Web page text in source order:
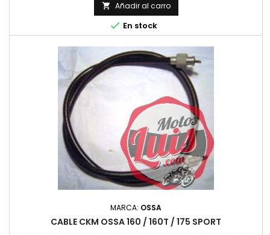
 Añadir al carro
 En stock
MARCA: OSSA
CABLE CKM OSSA 160 / 160T / 175 SPORT